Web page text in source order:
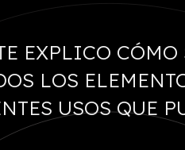
EXPLICO
LOS
USOS QUE